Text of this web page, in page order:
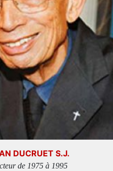
DUCRUET S.J.
de 1975 à 1995